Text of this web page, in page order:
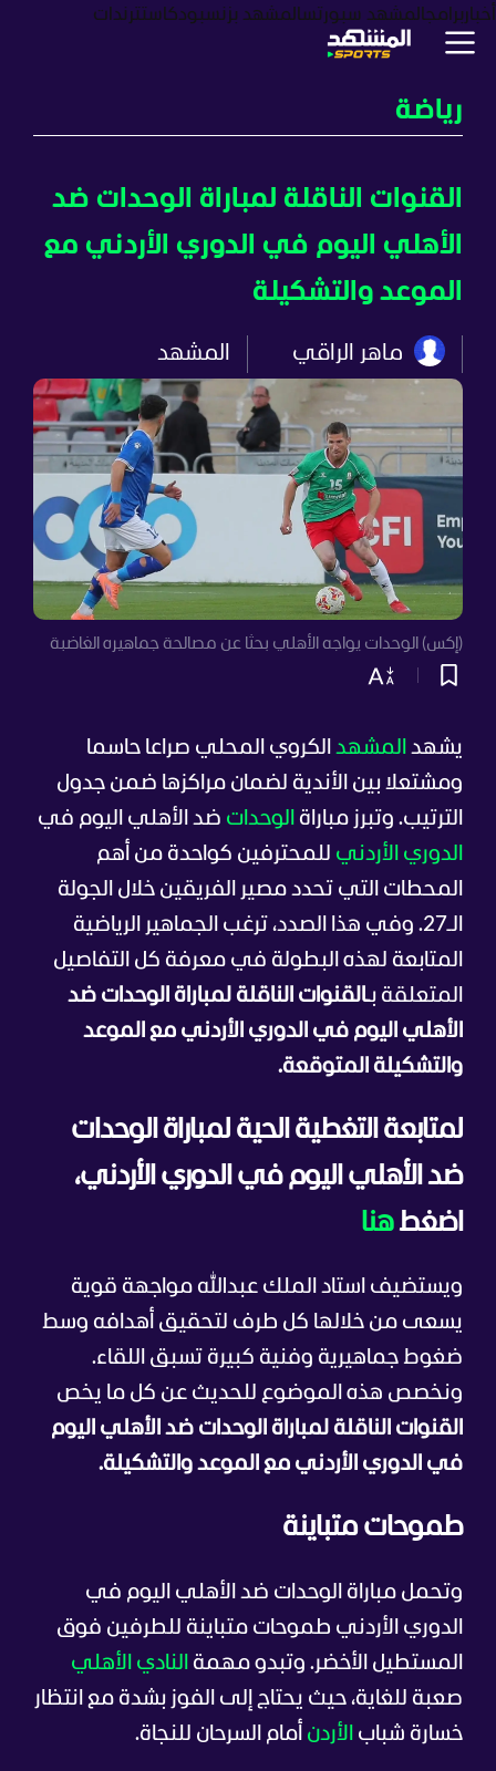
أخبار برامجالمشهد سبورتسالمشهد بزنسبودكاستترندات
رياضة
القنوات الناقلة لمباراة الوحدات ضد
الأهلي اليوم في الدوري الأردني مع
الموعد والتشكيلة
ماهر الراقي المشهد
(إكس) الوحدات يواجه الأهلي بحثا عن مصالحة جماهيره الغاضبة
يشهد المشهد الكروي المحلي صراعا حاسما
ومشتعلا بين الأندية لضمان مراكزها ضمن جدول
الترتيب. وتبرز مباراة الوحدات ضد الأهلي اليوم في
الدوري الأردني للمحترفين كواحدة من أهم
المحطات التي تحدد مصير الفريقين خلال الجولة
الـ27. وفي هذا الصدد، ترغب الجماهير الرياضية
المتابعة لهذه البطولة في معرفة كل التفاصيل
المتعلقة بـالقنوات الناقلة لمباراة الوحدات ضد
الأهلي اليوم في الدوري الأردني مع الموعد
والتشكيلة المتوقعة.
لمتابعة التغطية الحية لمباراة الوحدات
ضد الأهلي اليوم في الدوري الأردني،
اضغطهنا
ويستضيف استاد الملك عبدالله مواجهة قوية
يسعى من خلالها كل طرف لتحقيق أهدافه وسط
ضغوط جماهيرية وفنية كبيرة تسبق اللقاء.
ونخصص هذه الموضوع للحديث عن كل ما يخص
القنوات الناقلة لمباراة الوحدات ضد الأهلي اليوم
في الدوري الأردني مع الموعد والتشكيلة.
طموحات متباينة
وتحمل مباراة الوحدات ضد الأهلي اليوم في
الدوري الأردني طموحات متباينة للطرفين فوق
المستطيل الأخضر. وتبدو مهمة النادي الأهلي
صعبة للغاية، حيث يحتاج إلى الفوز بشدة مع انتظار
خسارة شباب الأردن أمام السرحان للنجاة.